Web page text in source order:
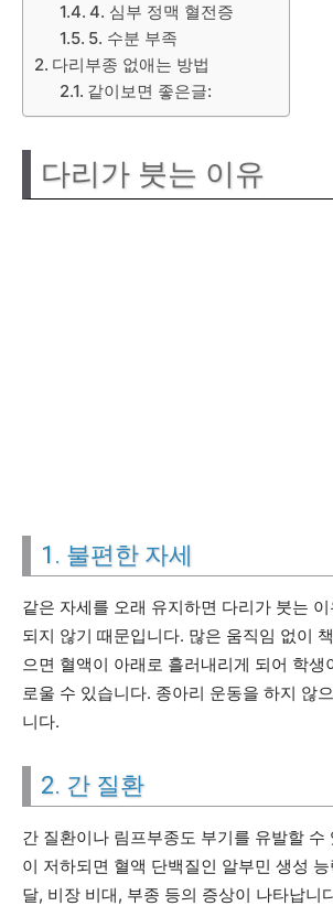
4. 심부 정맥 혈전증
5. 수분 부족
다리부종 없애는 방법
같이보면 좋은글:
다리가 붓는 이유
1. 불편한 자세
같은 자세를 오래 유지하면 다리가 붓는
되지 않기 때문입니다. 많은 움직임 없이
으면 혈액이 아래로 흘러내리게 되어 학생
로울 수 있습니다. 종아리 운동을 하지 않
니다.
2. 간 질환
간 질환이나 림프부종도 부기를 유발할 수
이 저하되면 혈액 단백질인 알부민 생성
달, 비장 비대, 부종 등의 증상이 나타납니